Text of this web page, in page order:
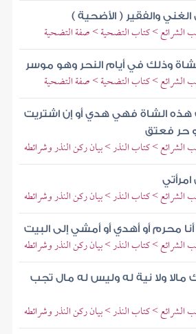
والفقير ( الأضحية )
الشرائع > كتاب التضحية > صفة التضحية
وذلك في أيام النحر وهو موسر
الشرائع > كتاب التضحية > صفة التضحية
هذه الشاة فهي هدي أو إن اشتريت
حر فعتق
الشرائع > كتاب النذر > بيان ركن النذر وشرائطه
الشرائع > كتاب النذر > بيان ركن النذر وشرائطه
أنا محرم أو أهدي أو أمشي إلى البيت
الشرائع > كتاب النذر > بيان ركن النذر وشرائطه
مالا ولا نية له وليس له مال تجب
الشرائع > كتاب النذر > بيان ركن النذر وشرائطه